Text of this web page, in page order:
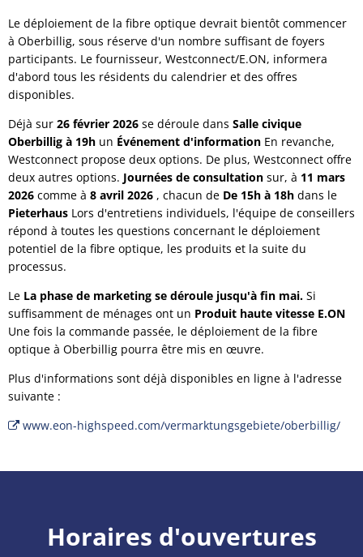
Le déploiement de la fibre optique devrait bientôt commencer
à Oberbillig, sous réserve d'un nombre suffisant de foyers
participants. Le fournisseur, Westconnect/E.ON, informera
d'abord tous les résidents du calendrier et des offres
disponibles.
Déjà sur 26 février 2026 se déroule dans Salle civique
Oberbillig à 19h un Événement d'information En revanche,
Westconnect propose deux options. De plus, Westconnect offre
deux autres options. Journées de consultation sur, à 11 mars
2026 comme à 8 avril 2026 , chacun de De 15h à 18h dans le
Pieterhaus Lors d'entretiens individuels, l'équipe de conseillers
répond à toutes les questions concernant le déploiement
potentiel de la fibre optique, les produits et la suite du
processus.
Le La phase de marketing se déroule jusqu'à fin mai. Si
suffisamment de ménages ont un Produit haute vitesse E.ON
Une fois la commande passée, le déploiement de la fibre
optique à Oberbillig pourra être mis en œuvre.
Plus d'informations sont déjà disponibles en ligne à l'adresse
suivante :
www.eon-highspeed.com/vermarktungsgebiete/oberbillig/
Horaires d'ouvertures